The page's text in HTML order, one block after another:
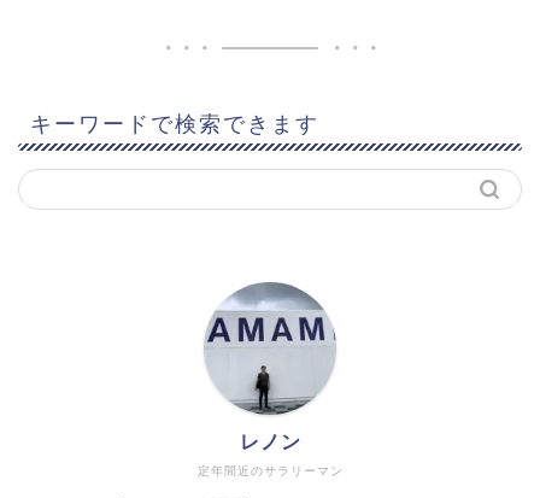
キーワードで検索できます
定年間近のサラリーマン
レノン